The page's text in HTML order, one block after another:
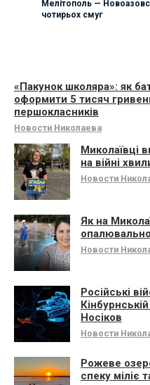
Мелітополь —
чотирьох смуг
«Пакунок школяра»: як
оформити 5 тисяч
першокласників
Новости Николаева
Миколаївці
на війні
Новости
Як на
Новости
Російські
Носіков
Новости
Рожеве
спеку міліє